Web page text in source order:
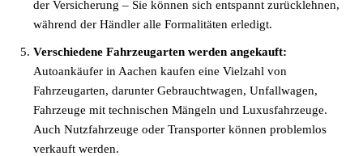
der Versicherung – Sie können sich entspannt zurücklehnen,
während der Händler alle Formalitäten erledigt.
Verschiedene Fahrzeugarten werden angekauft:
Autoankäufer in Aachen kaufen eine Vielzahl von
Fahrzeugarten, darunter Gebrauchtwagen, Unfallwagen,
Fahrzeuge mit technischen Mängeln und Luxusfahrzeuge.
Auch Nutzfahrzeuge oder Transporter können problemlos
verkauft werden.